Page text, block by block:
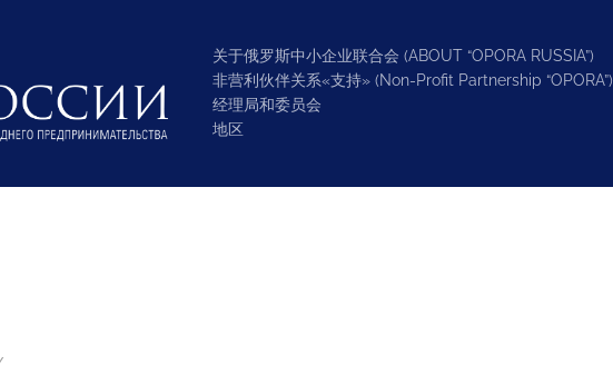
关于俄罗斯中小企业联合会 (ABOUT “OPORA RUSSIA”)
非营利伙伴关系«支持» (Non-Profit Partnership “OPORA”)
经理局和委员会
地区